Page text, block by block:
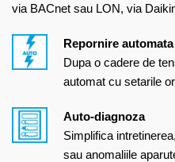
via BACnet sau LON, via
Repornire automata
Dupa o cadere de
automat cu setarile
Auto-diagnoza
Simplifica
sau anomaliile